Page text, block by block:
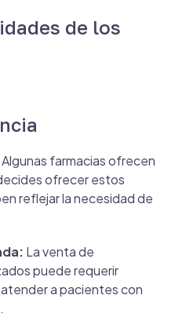
de los
Algunas farmacias ofrecen
ofrecer estos
reflejar la necesidad de
La venta de
puede requerir
a pacientes con